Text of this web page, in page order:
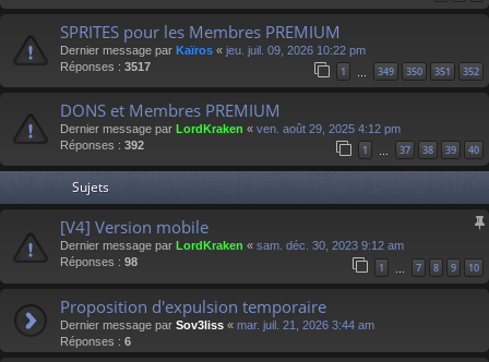
SPRITES pour les Membres PREMIUM
Dernier message par Kaïros « jeu. juil. 09, 2026 10:22 pm
Réponses : 3517 1 … 349 350 351 352
DONS et Membres PREMIUM
Dernier message par LordKraken « ven. août 29, 2025 4:12 pm
Réponses : 392 1 … 37 38 39 40
Sujets
[V4] Version mobile
Dernier message par LordKraken « sam. déc. 30, 2023 9:12 am
Réponses : 98 1 7 8 9 10
Proposition d'expulsion temporaire
Dernier message par Sov3liss « mar. juil. 21, 2026 3:44 am
Réponses : 6